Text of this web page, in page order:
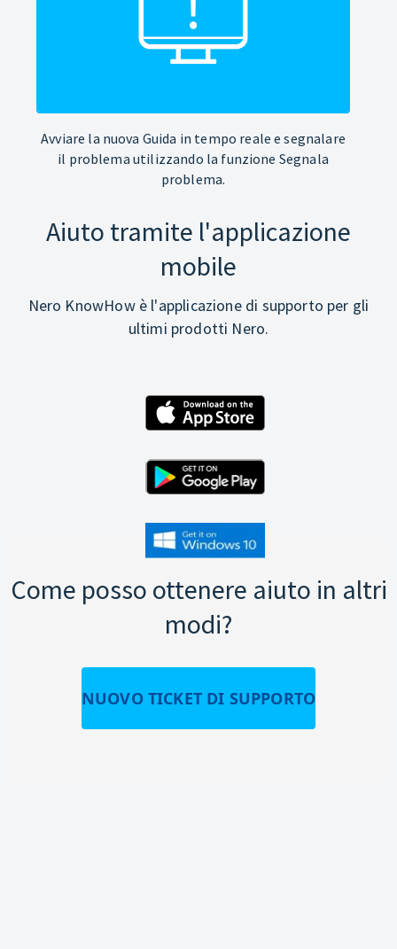
Avviare la nuova Guida in tempo reale e segnalare
il problema utilizzando la funzione Segnala
problema.
Aiuto tramite l'applicazione
mobile
Nero KnowHow è l'applicazione di supporto per gli
ultimi prodotti Nero.
Come posso ottenere aiuto in altri
modi?
NUOVO TICKET DI SUPPORTO